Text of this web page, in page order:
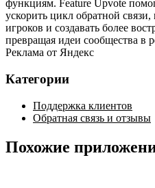
функциям. Feature Upvote
ускорить цикл обратной
игроков и создавать более
превращая идеи сообщества в
Реклама от Яндекс
Категории
Поддержка клиентов
Обратная связь и отзывы
Похожие